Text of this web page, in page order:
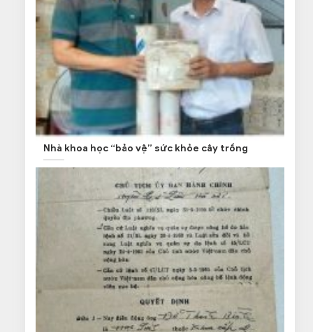
Nhà khoa học “bảo vệ” sức khỏe cây trồng